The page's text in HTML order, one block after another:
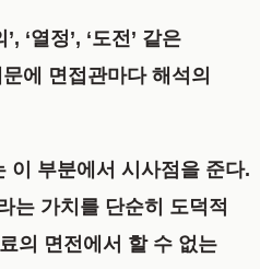
‘열정’, ‘도전’ 같은
에 면접관마다 해석의
이 부분에서 시사점을 준다.
는 가치를 단순히 도덕적
의 면전에서 할 수 없는